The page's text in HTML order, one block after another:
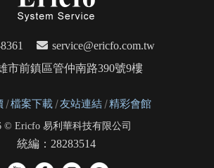
service@ericfo.com.tw
市前鎮區管仲南路390號9樓
檔案下載 友站連結 精彩會館
© Ericfo 易利華科技有限公司
統編：28283514